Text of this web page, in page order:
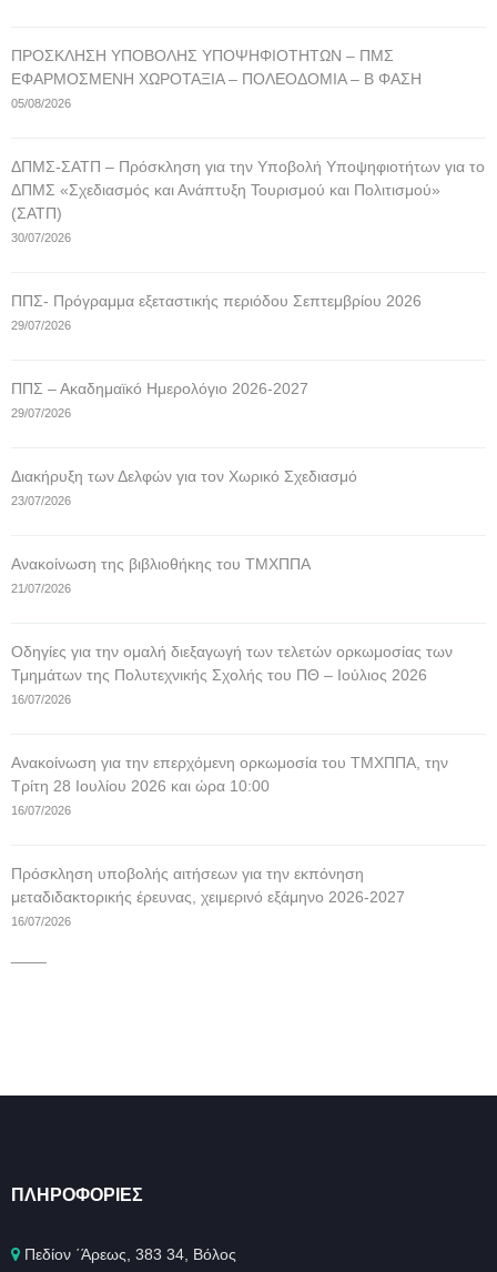
ΠΡΟΣΚΛΗΣΗ ΥΠΟΒΟΛΗΣ ΥΠΟΨΗΦΙΟΤΗΤΩΝ – ΠΜΣ
ΕΦΑΡΜΟΣΜΕΝΗ ΧΩΡΟΤΑΞΙΑ – ΠΟΛΕΟΔΟΜΙΑ – Β ΦΑΣΗ
05/08/2026
ΔΠΜΣ-ΣΑΤΠ – Πρόσκληση για την Υποβολή Υποψηφιοτήτων για το
ΔΠΜΣ «Σχεδιασμός και Ανάπτυξη Τουρισμού και Πολιτισμού»
(ΣΑΤΠ)
30/07/2026
ΠΠΣ- Πρόγραμμα εξεταστικής περιόδου Σεπτεμβρίου 2026
29/07/2026
ΠΠΣ – Ακαδημαϊκό Ημερολόγιο 2026-2027
29/07/2026
Διακήρυξη των Δελφών για τον Χωρικό Σχεδιασμό
23/07/2026
Ανακοίνωση της βιβλιοθήκης του ΤΜΧΠΠΑ
21/07/2026
Οδηγίες για την ομαλή διεξαγωγή των τελετών ορκωμοσίας των
Τμημάτων της Πολυτεχνικής Σχολής του ΠΘ – Ιούλιος 2026
16/07/2026
Ανακοίνωση για την επερχόμενη ορκωμοσία του ΤΜΧΠΠΑ, την
Τρίτη 28 Ιουλίου 2026 και ώρα 10:00
16/07/2026
Πρόσκληση υποβολής αιτήσεων για την εκπόνηση
μεταδιδακτορικής έρευνας, χειμερινό εξάμηνο 2026-2027
16/07/2026
ΠΛΗΡΟΦΟΡΊΕΣ
Πεδίον ΄Άρεως, 383 34, Βόλος